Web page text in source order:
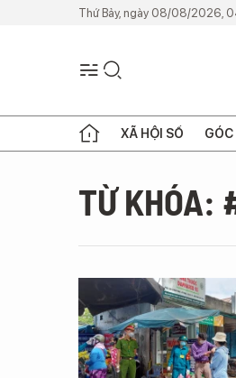
Thứ Bảy, ngày 08/08/2026,
XÃ HỘI SỐ GÓC
TỪ KHÓA: